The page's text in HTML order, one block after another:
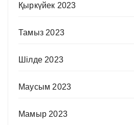
Қыркүйек 2023
Тамыз 2023
Шілде 2023
Маусым 2023
Мамыр 2023